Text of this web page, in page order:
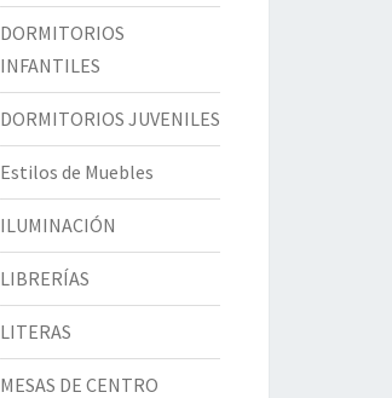
DORMITORIOS
INFANTILES
DORMITORIOS JUVENILES
Estilos de Muebles
ILUMINACIÓN
LIBRERÍAS
LITERAS
MESAS DE CENTRO